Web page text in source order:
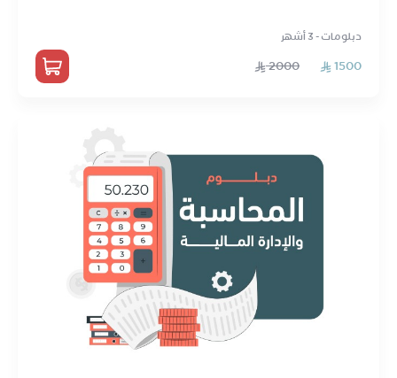
دبلومات - 3 أشهر
1500
2000